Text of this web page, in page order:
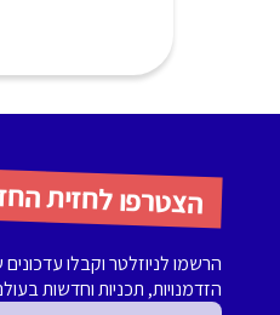
הצטרפו לחזית
הרשמו לניוזלטר וקבלו
הזדמנויות, תכניות וחדשות